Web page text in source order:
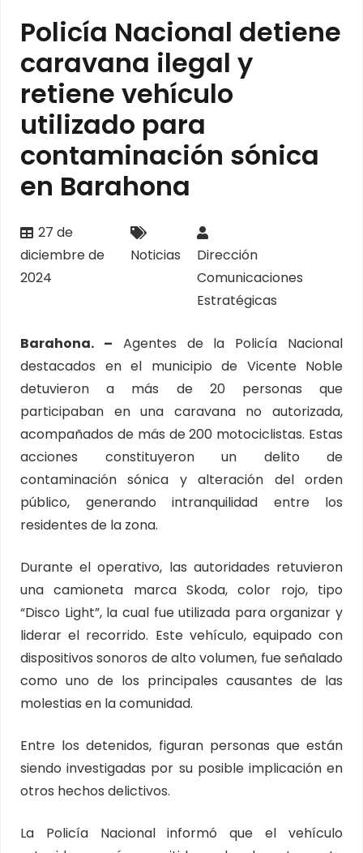
Policía Nacional detiene
caravana ilegal y
retiene vehículo
utilizado para
contaminación sónica
en Barahona
27 de
diciembre de
2024
Noticias
Dirección
Comunicaciones
Estratégicas
Barahona. – Agentes de la Policía Nacional
destacados en el municipio de Vicente Noble
detuvieron a más de 20 personas que
participaban en una caravana no autorizada,
acompañados de más de 200 motociclistas. Estas
acciones constituyeron un delito de
contaminación sónica y alteración del orden
público, generando intranquilidad entre los
residentes de la zona.
Durante el operativo, las autoridades retuvieron
una camioneta marca Skoda, color rojo, tipo
“Disco Light”, la cual fue utilizada para organizar y
liderar el recorrido. Este vehículo, equipado con
dispositivos sonoros de alto volumen, fue señalado
como uno de los principales causantes de las
molestias en la comunidad.
Entre los detenidos, figuran personas que están
siendo investigadas por su posible implicación en
otros hechos delictivos.
La Policía Nacional informó que el vehículo